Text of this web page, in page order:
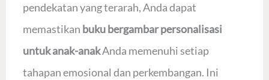
pendekatan yang terarah, Anda dapat
memastikan buku bergambar personalisasi
untuk anak-anakAnda memenuhi setiap
tahapan emosional dan perkembangan. Ini